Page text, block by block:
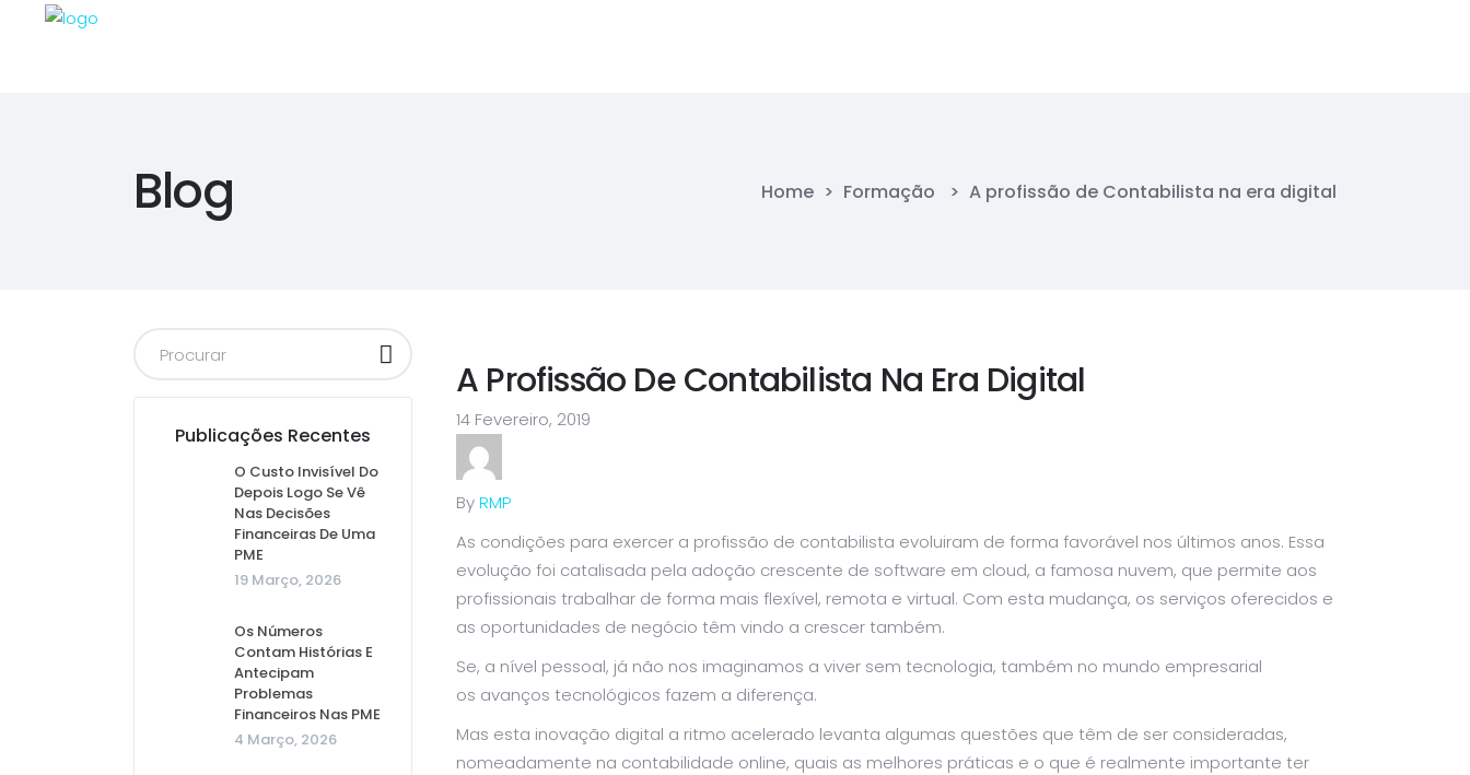
Blog Home > Formação > A profissão de Contabilista na era digital
Publicações Recentes
O Custo Invisível Do
Depois Logo Se Vê
Nas Decisões
Financeiras De Uma
PME
19 Março, 2026
Os Números
Contam Histórias E
Antecipam
Problemas
Financeiros Nas PME
4 Março, 2026
A Profissão De Contabilista Na Era Digital
14 Fevereiro, 2019
ByRMP
As condições para exercer a profissão de contabilista evoluiram de forma favorável nos últimos anos. Essa
evolução foi catalisada pela adoção crescente de software em cloud, a famosa nuvem, que permite aos
profissionais trabalhar de forma mais flexível, remota e virtual. Com esta mudança, os serviços oferecidos e
as oportunidades de negócio têm vindo a crescer também.
Se, a nível pessoal, já não nos imaginamos a viver sem tecnologia, também no mundo empresarial
os avanços tecnológicos fazem a diferença.
Mas esta inovação digital a ritmo acelerado levanta algumas questões que têm de ser consideradas,
nomeadamente na contabilidade online, quais as melhores práticas e o que é realmente importante ter